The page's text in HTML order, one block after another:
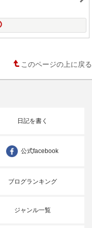
このページの上に戻る
日記を書く
公式facebook
ブログランキング
ジャンル一覧